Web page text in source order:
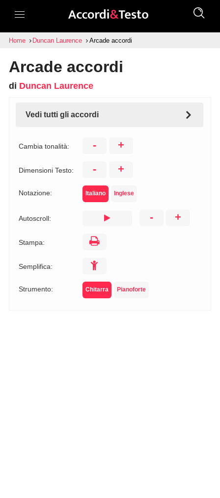
Home Duncan Laurence Arcade accordi
Arcade accordi
di Duncan Laurence
Vedi tutti gli accordi
Cambia tonalità: - +
Dimensioni Testo: - +
Notazione: Italiano Inglese
Autoscroll: - +
Stampa:
Semplifica:
Strumento: Chitarra Pianoforte